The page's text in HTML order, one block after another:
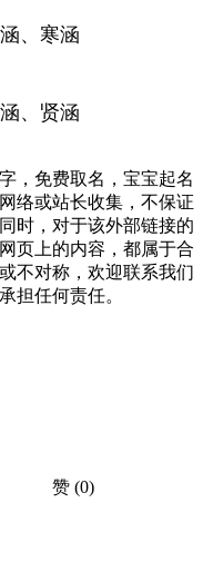
、寒涵
、贤涵
，免费取名，宝宝起名
络或站长收集，不保证
时，对于该外部链接的
页上的内容，都属于合
不对称，欢迎联系我们
担任何责任。
赞 (0)